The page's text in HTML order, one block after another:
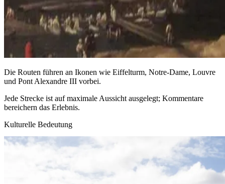
Die Routen führen an Ikonen wie Eiffelturm, Notre-Dame, Louvre
und Pont Alexandre III vorbei.
Jede Strecke ist auf maximale Aussicht ausgelegt; Kommentare
bereichern das Erlebnis.
Kulturelle Bedeutung